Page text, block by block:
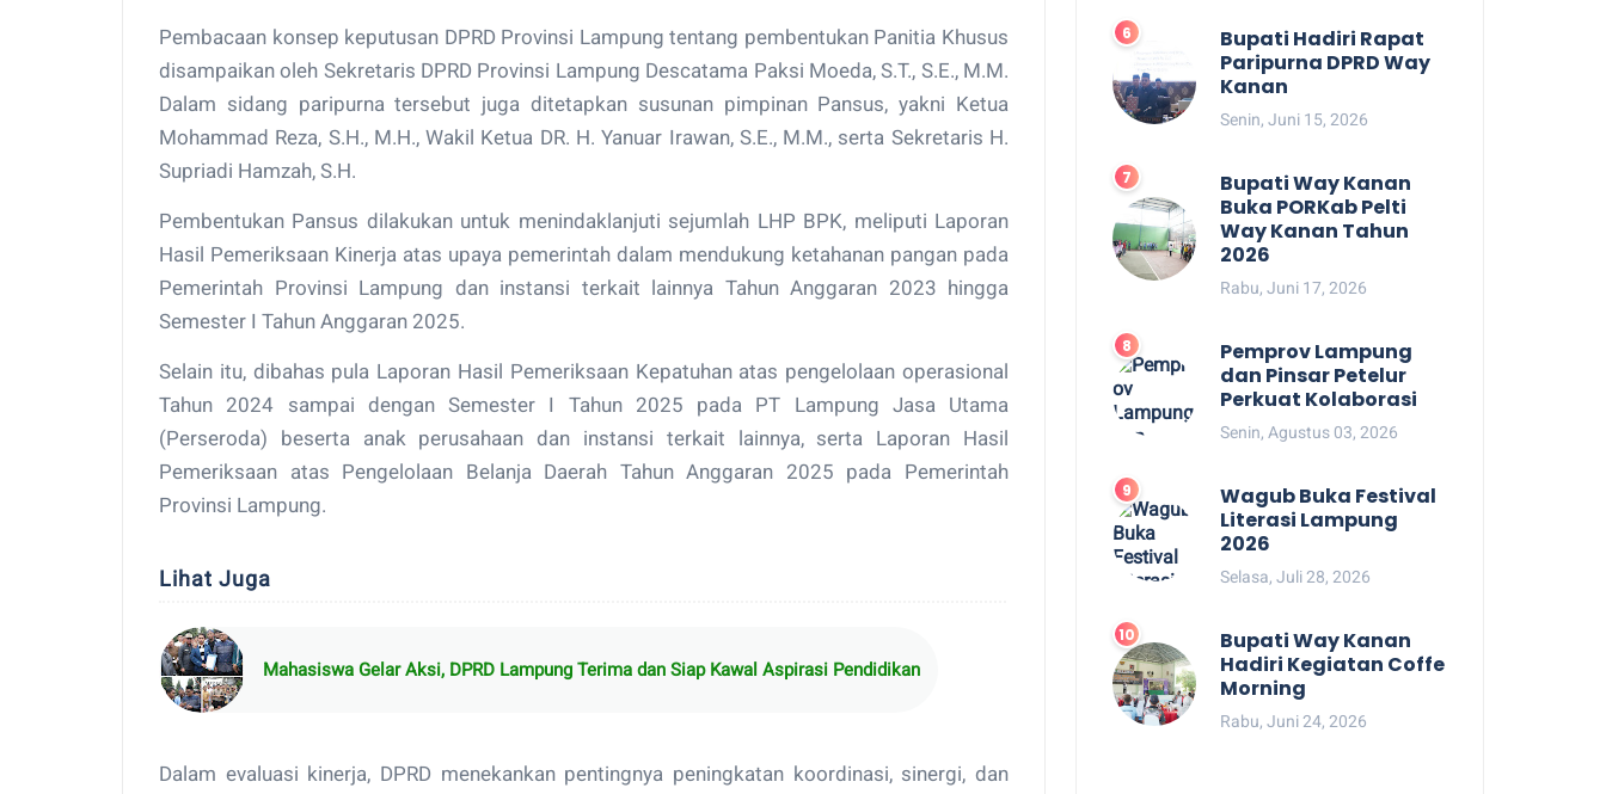
Pembacaan konsep keputusan DPRD Provinsi Lampung tentang pembentukan Panitia Khusus
disampaikan oleh Sekretaris DPRD Provinsi Lampung Descatama Paksi Moeda, S.T., S.E., M.M.
Dalam sidang paripurna tersebut juga ditetapkan susunan pimpinan Pansus, yakni Ketua
Mohammad Reza, S.H., M.H., Wakil Ketua DR. H. Yanuar Irawan, S.E., M.M., serta Sekretaris H.
Supriadi Hamzah, S.H.
Pembentukan Pansus dilakukan untuk menindaklanjuti sejumlah LHP BPK, meliputi Laporan
Hasil Pemeriksaan Kinerja atas upaya pemerintah dalam mendukung ketahanan pangan pada
Pemerintah Provinsi Lampung dan instansi terkait lainnya Tahun Anggaran 2023 hingga
Semester I Tahun Anggaran 2025.
Selain itu, dibahas pula Laporan Hasil Pemeriksaan Kepatuhan atas pengelolaan operasional
Tahun 2024 sampai dengan Semester I Tahun 2025 pada PT Lampung Jasa Utama
(Perseroda) beserta anak perusahaan dan instansi terkait lainnya, serta Laporan Hasil
Pemeriksaan atas Pengelolaan Belanja Daerah Tahun Anggaran 2025 pada Pemerintah
Provinsi Lampung.
Lihat Juga
Mahasiswa Gelar Aksi, DPRD Lampung Terima dan Siap Kawal Aspirasi Pendidikan
Dalam evaluasi kinerja, DPRD menekankan pentingnya peningkatan koordinasi, sinergi, dan
Bupati Hadiri Rapat
Paripurna DPRD Way
Kanan
Senin, Juni 15, 2026
Bupati Way Kanan
Buka PORKab Pelti
Way Kanan Tahun
2026
Rabu, Juni 17, 2026
Pemprov Lampung
dan Pinsar Petelur
Perkuat Kolaborasi
Senin, Agustus 03, 2026
Wagub Buka Festival
Literasi Lampung
2026
Selasa, Juli 28, 2026
Bupati Way Kanan
Hadiri Kegiatan Coffe
Morning
Rabu, Juni 24, 2026